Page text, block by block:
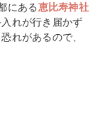
にある恵比寿神社
れが行き届かず
れがあるので、